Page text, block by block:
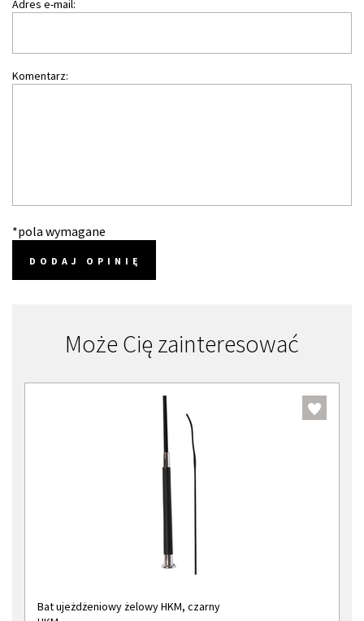
Adres e-mail:
Komentarz:
*pola wymagane
DODAJ OPINIĘ
Może Cię zainteresować
Bat ujeżdżeniowy żelowy HKM, czarny